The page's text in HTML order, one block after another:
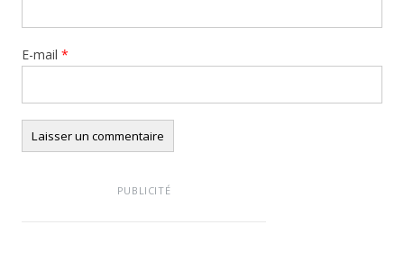
E-mail *
PUBLICITÉ